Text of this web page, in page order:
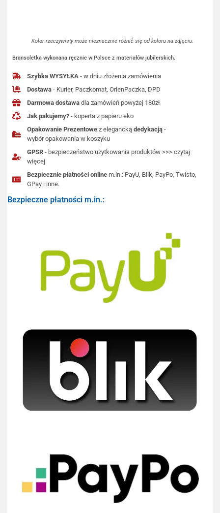
Kolor rzeczywisty może nieznacznie różnić się od koloru na zdjęciu.
Bransoletka wykonana ręcznie w Polsce z materiałów jubilerskich.
Szybka WYSYŁKA - w dniu złożenia zamówienia
Dostawa - Kurier, Paczkomat, OrlenPaczka, DPD
Darmowa dostawa dla zamówień powyżej 180zł
Jak pakujemy? - koperta z papieru eko
Opakowanie Prezentowe z eleganckądedykacją -
wybór opakowania w koszyku
GPSR - bezpieczeństwo użytkowania produktów >>> czytaj
więcej
Bezpiecznie płatności online m.in.: PayU, Blik, PayPo, Twisto,
GPay i inne.
Bezpieczne płatności m.in.: